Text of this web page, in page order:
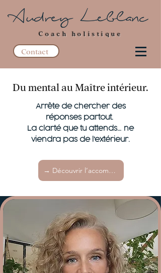
Coach holistique
Contact
Du mental au Maître intérieur.
Arrête de chercher des
réponses partout.
La clarté que tu attends… ne
viendra pas de l'extérieur.
→ Découvrir l’accompagnement EssenCiel